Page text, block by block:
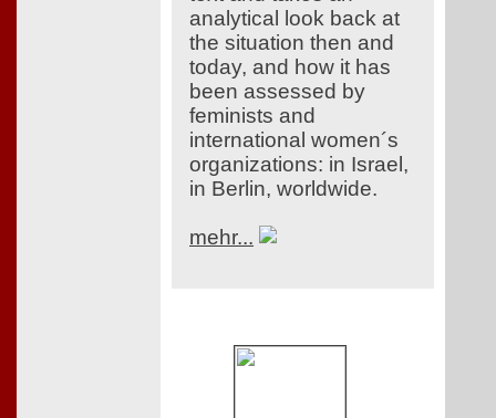
analytical look back at
the situation then and
today, and how it has
been assessed by
feminists and
international women´s
organizations: in Israel,
in Berlin, worldwide.
mehr...